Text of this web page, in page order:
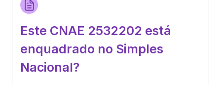
Este CNAE 2532202 está
enquadrado no Simples
Nacional?